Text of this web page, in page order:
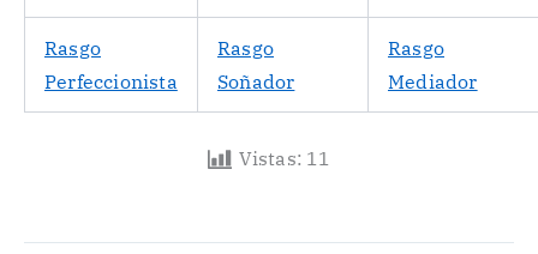
Rasgo
Perfeccionista
Rasgo
Soñador
Rasgo
Mediador
Vistas: 11